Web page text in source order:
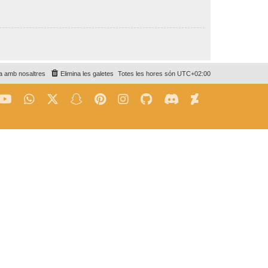
Totes les hores són UTC+02:00
Elimina les galetes
amb nosaltres